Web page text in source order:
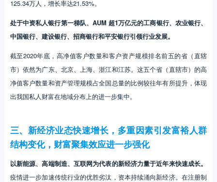
125.34万人，增长率达21.53%。
处于中资私人银行第一梯队、AUM 超1万亿元的工商银行、农业银行、
中国银行、建设银行、招商银行和平安银行引领行业发展。
截至2020年底，高净值客户数量和客户资产规模排名前五的省（直辖
市）依然为广东、北京、上海、浙江和江苏。这五个省（直辖市）的高
净值客户数量和资产管理规模占全国总量的比例较往年有所提升，体现
出我国私人财富在地域分布上的进一步集中。
三、新经济业态快速增长，多重因素引发富裕人群
结构变化，财富聚集效应进一步强化
以新能源、高端制造、互联网为代表的新经济力量于近年来快速成长。
疫情进一步加速传统行业的优胜劣汰，资本持续涌向新经济。在注册制